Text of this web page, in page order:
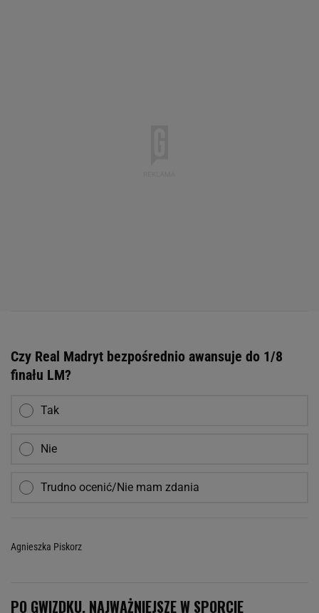
Czy Real Madryt bezpośrednio awansuje do 1/8
finału LM?
Tak
Nie
Trudno ocenić/Nie mam zdania
Agnieszka Piskorz